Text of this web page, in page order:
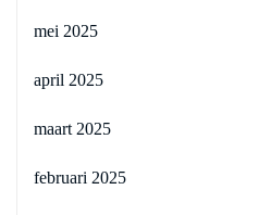
mei 2025
april 2025
maart 2025
februari 2025